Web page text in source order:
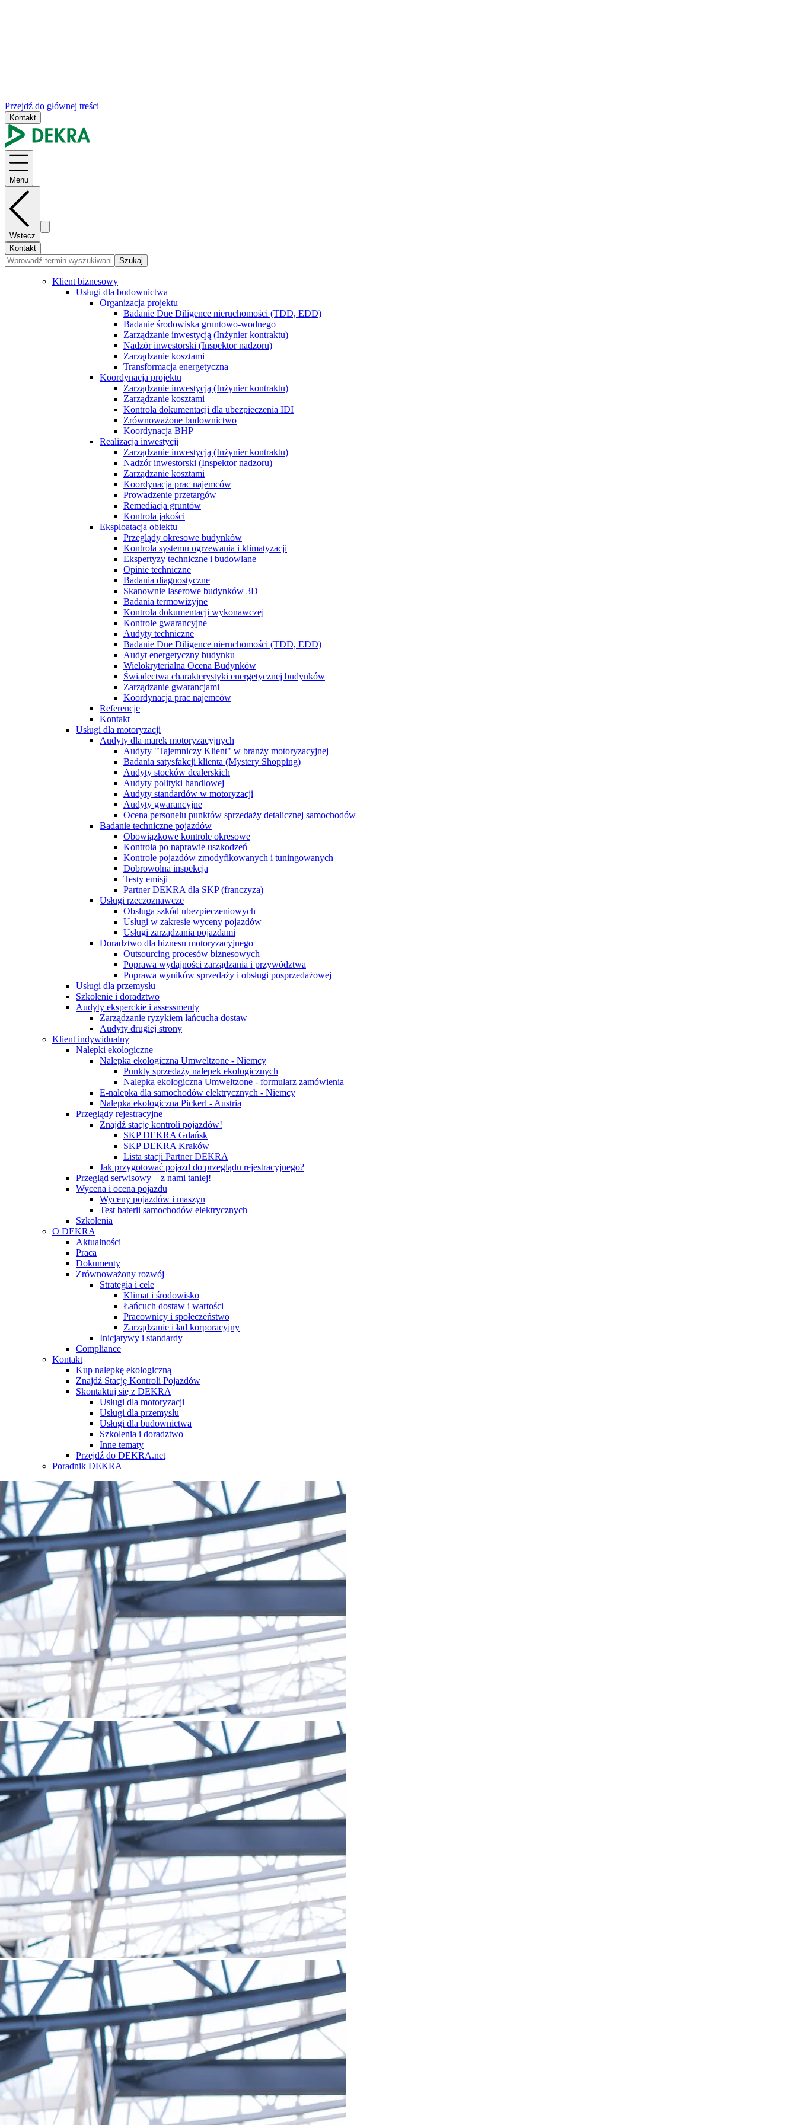
Przejdź do głównej treści
Kontakt
Menu
Wstecz
Kontakt
Szukaj
Klient biznesowy
Usługi dla budownictwa
Organizacja projektu
Badanie Due Diligence nieruchomości (TDD, EDD)
Badanie środowiska gruntowo-wodnego
Zarządzanie inwestycją (Inżynier kontraktu)
Nadzór inwestorski (Inspektor nadzoru)
Zarządzanie kosztami
Transformacja energetyczna
Koordynacja projektu
Zarządzanie inwestycją (Inżynier kontraktu)
Zarządzanie kosztami
Kontrola dokumentacji dla ubezpieczenia IDI
Zrównoważone budownictwo
Koordynacja BHP
Realizacja inwestycji
Zarządzanie inwestycją (Inżynier kontraktu)
Nadzór inwestorski (Inspektor nadzoru)
Zarządzanie kosztami
Koordynacja prac najemców
Prowadzenie przetargów
Remediacja gruntów
Kontrola jakości
Eksploatacja obiektu
Przeglądy okresowe budynków
Kontrola systemu ogrzewania i klimatyzacji
Ekspertyzy techniczne i budowlane
Opinie techniczne
Badania diagnostyczne
Skanownie laserowe budynków 3D
Badania termowizyjne
Kontrola dokumentacji wykonawczej
Kontrole gwarancyjne
Audyty techniczne
Badanie Due Diligence nieruchomości (TDD, EDD)
Audyt energetyczny budynku
Wielokryterialna Ocena Budynków
Świadectwa charakterystyki energetycznej budynków
Zarządzanie gwarancjami
Koordynacja prac najemców
Referencje
Kontakt
Usługi dla motoryzacji
Audyty dla marek motoryzacyjnych
Audyty "Tajemniczy Klient" w branży motoryzacyjnej
Badania satysfakcji klienta (Mystery Shopping)
Audyty stocków dealerskich
Audyty polityki handlowej
Audyty standardów w motoryzacji
Audyty gwarancyjne
Ocena personelu punktów sprzedaży detalicznej samochodów
Badanie techniczne pojazdów
Obowiązkowe kontrole okresowe
Kontrola po naprawie uszkodzeń
Kontrole pojazdów zmodyfikowanych i tuningowanych
Dobrowolna inspekcja
Testy emisji
Partner DEKRA dla SKP (franczyza)
Usługi rzeczoznawcze
Obsługa szkód ubezpieczeniowych
Usługi w zakresie wyceny pojazdów
Usługi zarządzania pojazdami
Doradztwo dla biznesu motoryzacyjnego
Outsourcing procesów biznesowych
Poprawa wydajności zarządzania i przywództwa
Poprawa wyników sprzedaży i obsługi posprzedażowej
Usługi dla przemysłu
Szkolenie i doradztwo
Audyty eksperckie i assessmenty
Zarządzanie ryzykiem łańcucha dostaw
Audyty drugiej strony
Klient indywidualny
Nalepki ekologiczne
Nalepka ekologiczna Umweltzone - Niemcy
Punkty sprzedaży nalepek ekologicznych
Nalepka ekologiczna Umweltzone - formularz zamówienia
E-nalepka dla samochodów elektrycznych - Niemcy
Nalepka ekologiczna Pickerl - Austria
Przeglądy rejestracyjne
Znajdź stację kontroli pojazdów!
SKP DEKRA Gdańsk
SKP DEKRA Kraków
Lista stacji Partner DEKRA
Jak przygotować pojazd do przeglądu rejestracyjnego?
Przegląd serwisowy – z nami taniej!
Wycena i ocena pojazdu
Wyceny pojazdów i maszyn
Test baterii samochodów elektrycznych
Szkolenia
O DEKRA
Aktualności
Praca
Dokumenty
Zrównoważony rozwój
Strategia i cele
Klimat i środowisko
Łańcuch dostaw i wartości
Pracownicy i społeczeństwo
Zarządzanie i ład korporacyjny
Inicjatywy i standardy
Compliance
Kontakt
Kup nalepkę ekologiczną
Znajdź Stację Kontroli Pojazdów
Skontaktuj się z DEKRA
Usługi dla motoryzacji
Usługi dla przemysłu
Usługi dla budownictwa
Szkolenia i doradztwo
Inne tematy
Przejdź do DEKRA.net
Poradnik DEKRA